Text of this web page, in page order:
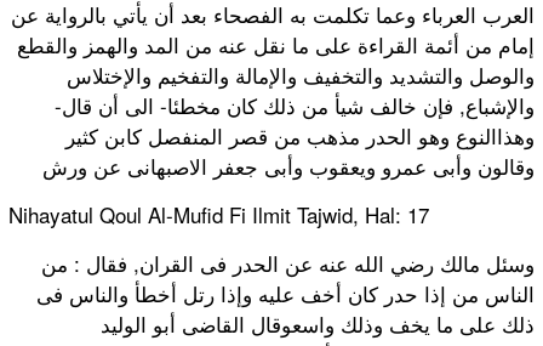
العرب العرباء وعما تكلمت به الفصحاء بعد أن يأتي بالرواية عن
إمام من أئمة القراءة على ما نقل عنه من المد والهمز والقطع
والوصل والتشديد والتخفيف والإمالة والتفخيم والإختلاس
والإشباع, فإن خالف شيأ من ذلك كان مخطئا- الى أن قال-
وهذاالنوع وهو الحدر مذهب من قصر المنفصل كابن كثير
وقالون وأبى عمرو ويعقوب وأبى جعفر الاصبهانى عن ورش
Nihayatul Qoul Al-Mufid Fi Ilmit Tajwid, Hal: 17
وسئل مالك رضي الله عنه عن الحدر فى القران, فقال : من
الناس من إذا حدر كان أخف عليه وإذا رتل أخطأ والناس فى
ذلك على ما يخف وذلك واسعوقال القاضى أبو الوليد